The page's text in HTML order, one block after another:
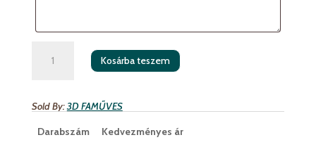
karácsonyfadísz
egyedi
névvel
Kosárba teszem
Sold By:3D FAMŰVES
Darabszám
Kedvezményes ár